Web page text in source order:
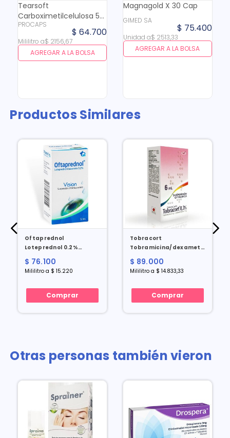
Tearsoft
Carboximetilcelulosa 5
Mg Oftalmico X 15 Ml
Pague 1 Lleve 2
PROCAPS
$ 64.700
Mililitro a$ 2156,67
AGREGAR A LA BOLSA
Magnagold X 30 Cap
GIMED SA
$ 75.400
Unidad a$ 2513,33
AGREGAR A LA BOLSA
Productos Similares
Oftaprednol
Loteprednol 0.2%
$ 76.100
Mililitro a $ 15.220
Comprar
Tobracort
Tobramicina/dexametasona
$ 89.000
Mililitro a $ 14.833,33
Comprar
Otras personas también vieron